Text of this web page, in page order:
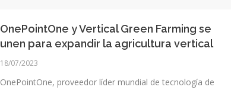
OnePointOne y Vertical Green Farming se
unen para expandir la agricultura vertical
18/07/2023
OnePointOne, proveedor líder mundial de tecnología de